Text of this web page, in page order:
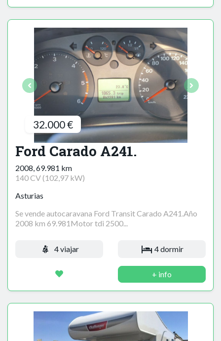
32.000 €
Ford Carado A241.
2008, 69.981 km
140 CV (102,97 kW)
Asturias
Se vende autocaravana Ford Transit Carado A241.Año
2008 km 69.981Motor tdi 2500...
4 viajar 4 dormir
+ info